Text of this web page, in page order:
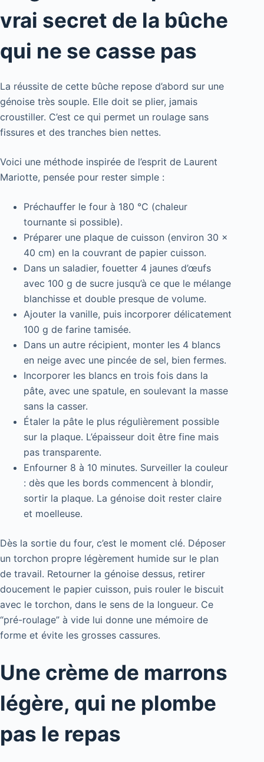
vrai secret de la bûche
qui ne se casse pas
La réussite de cette bûche repose d’abord sur une
génoise très souple. Elle doit se plier, jamais
croustiller. C’est ce qui permet un roulage sans
fissures et des tranches bien nettes.
Voici une méthode inspirée de l’esprit de Laurent
Mariotte, pensée pour rester simple :
Préchauffer le four à 180 °C (chaleur
tournante si possible).
Préparer une plaque de cuisson (environ 30 x
40 cm) en la couvrant de papier cuisson.
Dans un saladier, fouetter 4 jaunes d’œufs
avec 100 g de sucre jusqu’à ce que le mélange
blanchisse et double presque de volume.
Ajouter la vanille, puis incorporer délicatement
100 g de farine tamisée.
Dans un autre récipient, monter les 4 blancs
en neige avec une pincée de sel, bien fermes.
Incorporer les blancs en trois fois dans la
pâte, avec une spatule, en soulevant la masse
sans la casser.
Étaler la pâte le plus régulièrement possible
sur la plaque. L’épaisseur doit être fine mais
pas transparente.
Enfourner 8 à 10 minutes. Surveiller la couleur
: dès que les bords commencent à blondir,
sortir la plaque. La génoise doit rester claire
et moelleuse.
Dès la sortie du four, c’est le moment clé. Déposer
un torchon propre légèrement humide sur le plan
de travail. Retourner la génoise dessus, retirer
doucement le papier cuisson, puis rouler le biscuit
avec le torchon, dans le sens de la longueur. Ce
“pré-roulage” à vide lui donne une mémoire de
forme et évite les grosses cassures.
Une crème de marrons
légère, qui ne plombe
pas le repas